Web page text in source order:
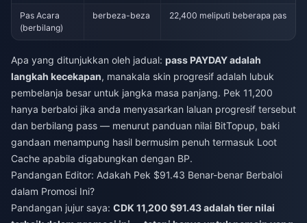
Pas Acara
(berbilang)
berbeza-beza 22,400 meliputi beberapa pas
Apa yang ditunjukkan oleh jadual: pass PAYDAY adalah
langkah kecekapan, manakala skin progresif adalah lubuk
pembelanja besar untuk jangka masa panjang. Pek 11,200
hanya berbaloi jika anda menyasarkan laluan progresif tersebut
dan berbilang pass — menurut panduan nilai BitTopup, baki
gandaan menampung hasil bermusim penuh termasuk Loot
Cache apabila digabungkan dengan BP.
Pandangan Editor: Adakah Pek $91.43 Benar-benar Berbaloi
dalam Promosi Ini?
Pandangan jujur saya: CDK 11,200 $91.43 adalah tier nilai